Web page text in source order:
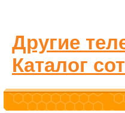
Другие
Каталог